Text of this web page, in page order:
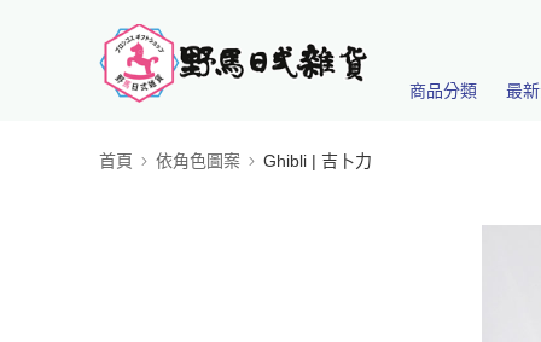
商品分類 最
首頁 依角色圖案 Ghibli | 吉卜力